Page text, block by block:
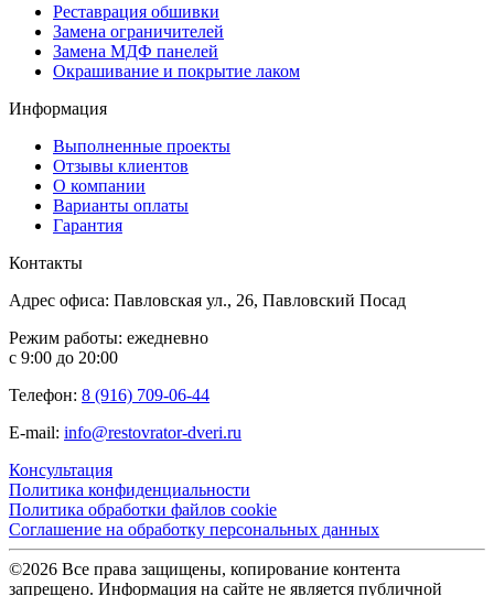
Реставрация обшивки
Замена ограничителей
Замена МДФ панелей
Окрашивание и покрытие лаком
Информация
Выполненные проекты
Отзывы клиентов
О компании
Варианты оплаты
Гарантия
Контакты
Адрес офиса: Павловская ул., 26, Павловский Посад
Режим работы: ежедневно
с 9:00 до 20:00
Телефон: 8 (916) 709-06-44
E-mail: info@restovrator-dveri.ru
Консультация
Политика конфиденциальности
Политика обработки файлов cookie
Соглашение на обработку персональных данных
©2026 Все права защищены, копирование контента
запрещено. Информация на сайте не является публичной